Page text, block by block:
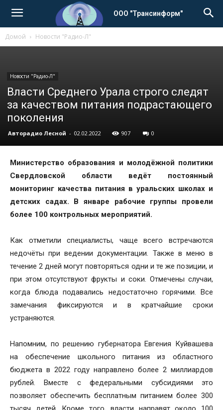
ООО "Трансинформ"
Домой Новости "Радио-Л"
Новости "Радио-Л"
Власти Среднего Урала строго следят
за качеством питания подрастающего
поколения
Авторадио Лесной - 02.02.2022 907 0
Министерство образования и молодёжной политики
Свердловской области ведёт постоянный
мониторинг качества питания в уральских школах и
детских садах. В январе рабочие группы провели
более 100 контрольных мероприятий.
Как отметили специалисты, чаще всего встречаются
недочёты при ведении документации. Также в меню в
течение 2 дней могут повторяться одни и те же позиции, и
при этом отсутствуют фрукты и соки. Отмечены случаи,
когда блюда подавались недостаточно горячими. Все
замечания фиксируются и в кратчайшие сроки
устраняются.
Напомним, по решению губернатора Евгения Куйвашева
на обеспечение школьного питания из областного
бюджета в 2022 году направлено более 2 миллиардов
рублей. Вместе с федеральными субсидиями это
позволяет обеспечить бесплатным питанием более 300